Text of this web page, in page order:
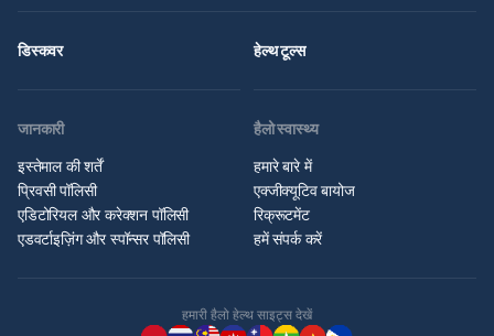
डिस्कवर हेल्थ टूल्स
जानकारी
इस्तेमाल की शर्तें
प्रिवसी पॉलिसी
एडिटोरियल और करेक्शन पॉलिसी
एडवर्टाइज़िंग और स्पॉन्सर पॉलिसी
हैलो स्वास्थ्य
हमारे बारे में
एक्जीक्यूटिव बायोज
रिक्रूटमेंट
हमें संपर्क करें
हमारी हैलो हेल्थ साइट्स देखें